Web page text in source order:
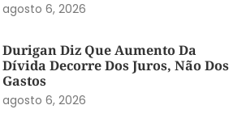
agosto 6, 2026
Durigan Diz Que Aumento Da
Dívida Decorre Dos Juros, Não Dos
Gastos
agosto 6, 2026